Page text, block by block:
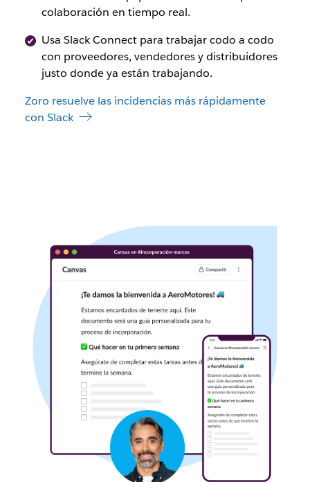
colaboración en tiempo real.
Usa Slack Connect para trabajar codo a codo
con proveedores, vendedores y distribuidores
justo donde ya están trabajando.
Zoro resuelve las incidencias más rápidamente
con Slack